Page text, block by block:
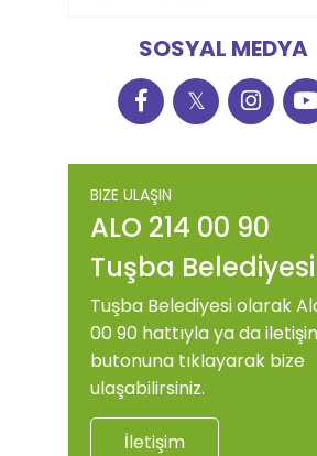
SOSYAL MEDYA
𝕏
BIZE ULAŞIN
ALO 214 00 90
Tuşba Belediyesi
Tuşba Belediyesi olarak
00 90 hattıyla ya da
butonuna tıklayarak bize
ulaşabilirsiniz.
İletişim